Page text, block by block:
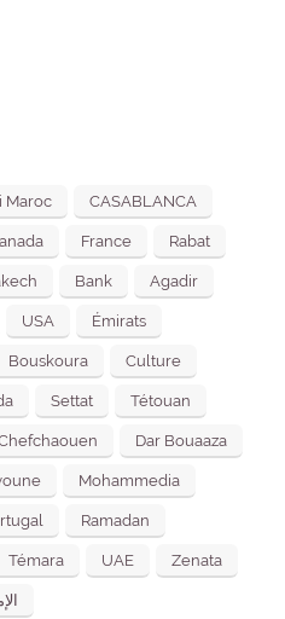
Maroc CASABLANCA
France Rabat
Bank Agadir
USA Émirats
Bouskoura Culture
Settat Tétouan
Dar Bouaaza
Mohammedia
Ramadan
Témara UAE Zenata